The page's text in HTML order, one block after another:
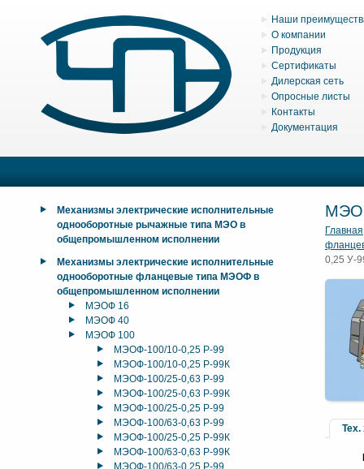
Наши
О компании
Продукция
Сертификаты
Дилерская сеть
Опросные листы
Контакты
Документация
Механизмы электрические исполнительные
однооборотные рычажные типа МЭО в
общепромышленном исполнении
Механизмы электрические исполнительные
однооборотные фланцевые типа МЭОФ в
общепромышленном исполнении
МЭОФ 16
МЭОФ 40
МЭОФ 100
МЭОФ-100/10-0,25 Р-99
МЭОФ-100/10-0,25 Р-99К
МЭОФ-100/25-0,63 Р-99
МЭОФ-100/25-0,63 Р-99К
МЭОФ-100/25-0,25 Р-99
МЭОФ-100/63-0,63 Р-99
МЭОФ-100/25-0,25 Р-99К
МЭОФ-100/63-0,63 Р-99К
МЭОФ-100/63-0,25 Р-99
Главная
0,25 У-
Тех.